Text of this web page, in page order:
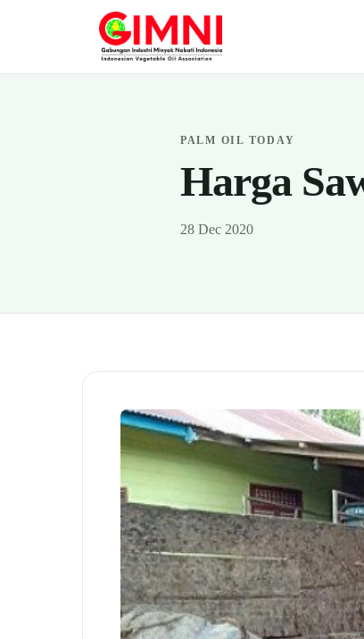
PALM OIL TODAY
Harga
28 Dec 2020